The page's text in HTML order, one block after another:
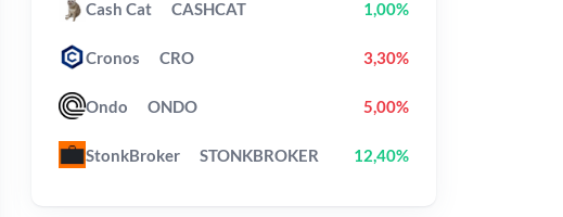
Cash Cat CASHCAT 1,00%
Cronos CRO 3,30%
Ondo ONDO 5,00%
StonkBroker STONKBROKER 12,40%